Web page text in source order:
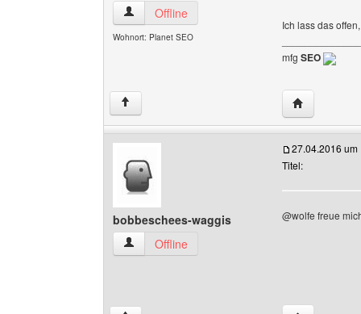
seo-suchmaschinenoptimierung Benutzer-
Offline
Wohnort: Planet SEO
Ich lass das
mfg SEO
↑ Website
bobbeschees-waggis
bobbeschees-waggis Benutzer-Profile
Offline
27.04.2016 um
Titel:
@wolfe freue